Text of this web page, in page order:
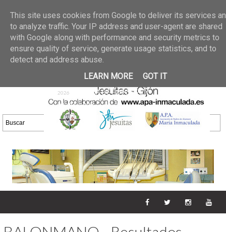
02 jun 2026
GALERIA DE FOTOS
30/05/2026
25 may 2026
GALERIA
DE FOTOS 23/05/2026
20 may
2026
GALERIA DE FOTOS
16/05/2026
DE FOTOS 09/05/2026
28 abr
2026
GALERIA DE FOTOS 25 Y
26/04/2026
This site uses cookies from Google to deliver its services
to analyze traffic. Your IP address and user-agent are shared
with Google along with performance and security metrics to
ensure quality of service, generate usage statistics, and to
detect and address abuse.
LEARN MORE
GOT IT